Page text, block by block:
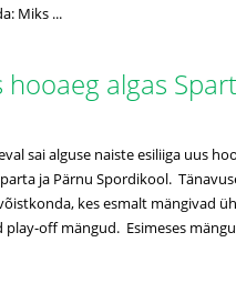
Miks ...
hooaeg algas
sai alguse naiste esiliiga uus
ja Pärnu Spordikool.
kes esmalt mängivad
off mängud. Esimeses